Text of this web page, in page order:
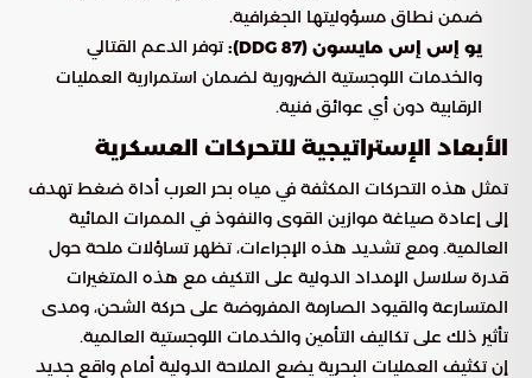
ضمن نطاق مسؤوليتها الجغرافية.
يو إس إس مايسون (DDG 87):
توفر الدعم القتالي
والخدمات اللوجستية الضرورية لضمان استمرارية العمليات
الرقابية دون أي عوائق فنية.
الأبعاد الإستراتيجية للتحركات العسكرية
تمثل هذه التحركات المكثفة في مياه بحر العرب أداة ضغط تهدف
إلى إعادة صياغة موازين القوى والنفوذ في الممرات المائية
العالمية. ومع تشديد هذه الإجراءات، تظهر تساؤلات ملحة حول
قدرة سلاسل الإمداد الدولية على التكيف مع هذه المتغيرات
المتسارعة والقيود الصارمة المفروضة على حركة الشحن، ومدى
تأثير ذلك على تكاليف التأمين والخدمات اللوجستية العالمية.
إن تكثيف العمليات البحرية يضع الملاحة الدولية أمام واقع جديد